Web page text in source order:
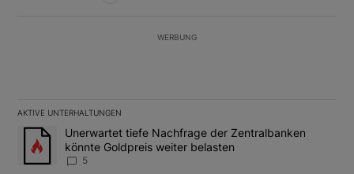
WERBUNG
AKTIVE UNTERHALTUNGEN
Das Folgende ist eine Liste der am meisten kommentierten
Ein Trendartikel mit dem Titel "Unerwartet tiefe Nachfrage der
Unerwartet tiefe Nachfrage der Zentralbanken
könnte Goldpreis weiter belasten
5